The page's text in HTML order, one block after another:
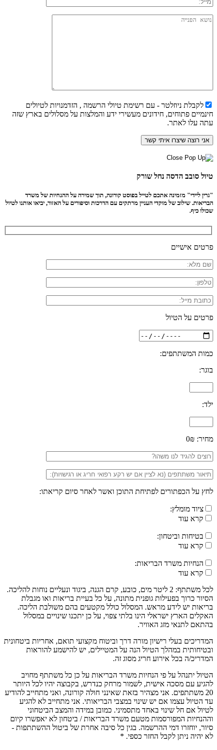
לקבלת ניוזלטר - עם רשימת טיולי הרשמה , הזדמנויות לטיולים
חינמיים פתוחים, חידונים מעשירי ידע והמלצות על מסלולים בארץ שזה
עתה עלו לאתר.
טיול סובב הדסה נחל שורק
"גרין ליידי" מזמינה אתכם לטייל בפוסט קורונה, תוך שמירה על ההנחיות של משרד
הבריאות. שילוב של מוקדי העניין מרתקים עם הדרכות וסיפורים על האזור, יביאו אותנו לטיול
שכולו כיף.
פרטים אישיים
פרטים על הטיול
כמות המשתתפים:
בוגר:
ילד:
מחיר: 0₪
לחץ על הכפתורים לפתיחת התוכן ואשר לאחר סיום קריאתו:
ציוד מומלץ:
קרא עוד
בטיחות וביטחון:
קרא עוד
הנחיות משרד הבריאות:
קרא עוד
לכל משתתף: 2 ליטר מים, כובע, קרם הגנה, ביגוד ונעליים נוחות להליכה.
הסיור כרוך בפעילות גופנית מתונה, על כל בעיית בריאות ואו מגבלת
בריאות יש לידע מראש. המסלול כולל מקטעים בהם משולבת הליכה.
האקלים הארץ ישראלי הינו בלתי צפוי, על כן יתכנו שינויים במסלול
בהתאם לתנאי מזג האוויר.
המדריכים בעלי רישיון מורה דרך וביטוח מקצועי תואם, אחריות ביטחונית
ובטיחותית במהלך הטיול הנה על המטיילים, יש להישמע להוראות
המדריכ/ה בכל אירוע חריג מסוג זה.
הטיול יתנהל על פי הנחיות משרד הבריאות על כן כל משתתף מחויב
להגיע עם מסכה אישית, לשמור מרחק כנדרש, בקבוצה יהיו לכל היותר
20 משתתפים. אני מצהיר בזאת שאינני חולה קורונה, ואני מתחייב להודיע
עד הטיול עצמו אם יש שינוי במצבי הבריאותי. אני מתחייב לא להגיע
לטיול אם חל שינוי באחד מתסמיני. כמובן במידה והמצב הביטחוני
וההנחיות המפורסמות מטעם משרד הבריאות / ביטחון לא יאפשרו קיום
סיור, יוחזרו דמי ההרשמה. בגין כל סיבה אחרת של ביטול ההשתתפות -
לא יהיה ניתן לקבל החזר כספי. *